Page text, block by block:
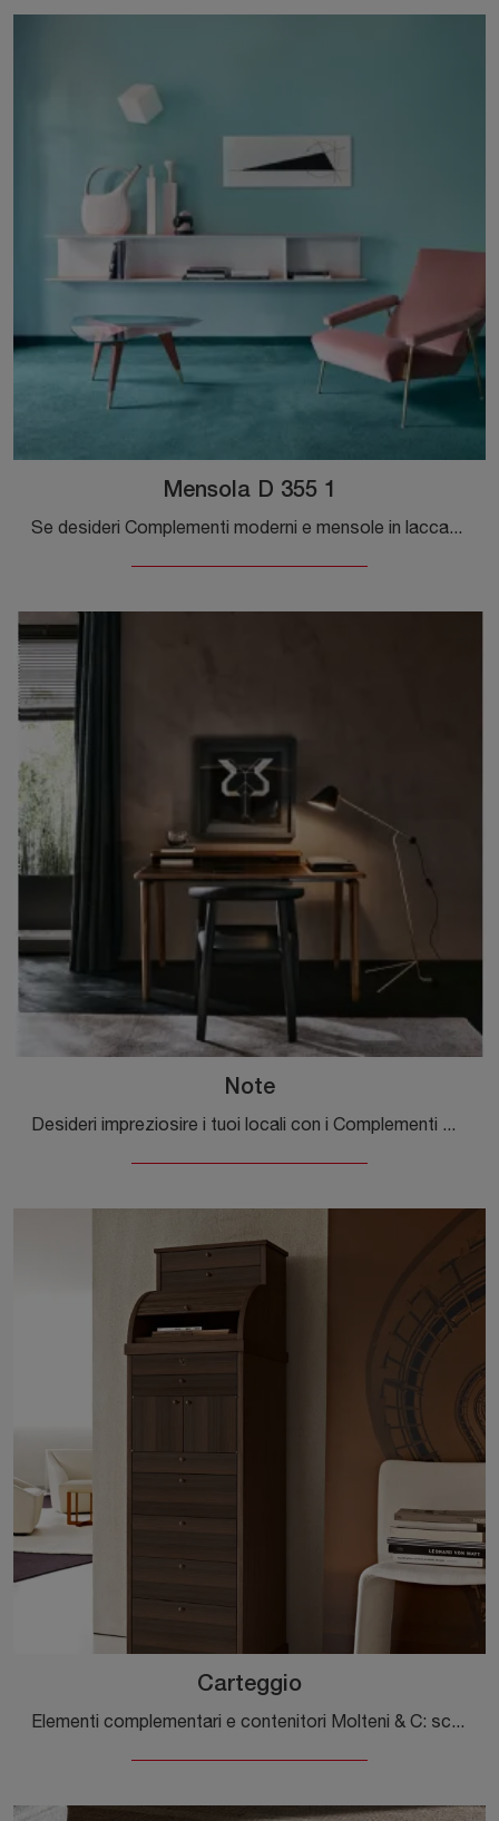
Mensola D 355 1
Se desideri Complementi moderni e mensole in laccato scopri di più sul modello Mensola D 355 1 del marchio Molteni & C.
Note
Desideri impreziosire i tuoi locali con i Complementi Molteni & C? Eccoti diversi modelli di scrittoi in legno come Note.
Carteggio
Elementi complementari e contenitori Molteni & C: scopri come arricchire i tuoi locali moderni con il modello Carteggio.